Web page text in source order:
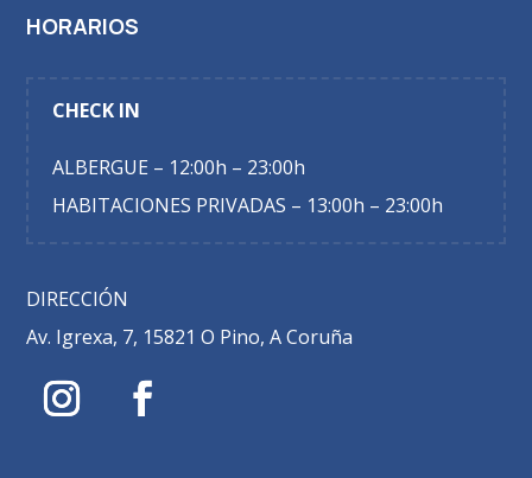
HORARIOS
CHECK IN
ALBERGUE – 12:00h – 23:00h
HABITACIONES PRIVADAS – 13:00h – 23:00h
DIRECCIÓN
Av. Igrexa, 7, 15821 O Pino, A Coruña